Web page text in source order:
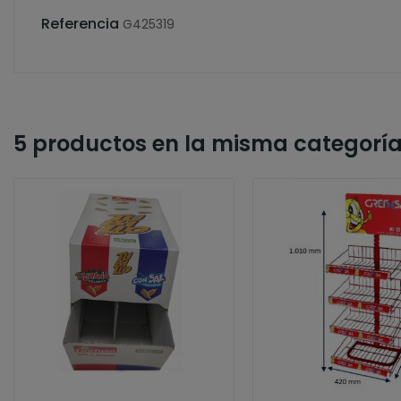
Referencia G425319
5 productos en la misma